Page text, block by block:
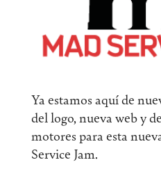
Ya estamos aquí de
del logo, nueva web y
motores para esta
Service Jam.